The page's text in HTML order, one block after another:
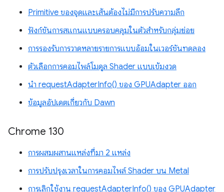
Primitive ของจุดและเส้นต้องไม่มีการปรับความลึก
ฟังก์ชันการสแกนแบบครอบคลุมในตัวสำหรับกลุ่มย่อย
การรองรับการวาดหลายรายการแบบอ้อมในเวอร์ชันทดลอง
ตัวเลือกการคอมไพล์โมดูล Shader แบบเข้มงวด
นำ requestAdapterInfo() ของ GPUAdapter ออก
ข้อมูลอัปเดตเกี่ยวกับ Dawn
Chrome 130
การผสมผสานแหล่งที่มา 2 แหล่ง
การปรับปรุงเวลาในการคอมไพล์ Shader บน Metal
การเลิกใช้งาน requestAdapterInfo() ของ GPUAdapter